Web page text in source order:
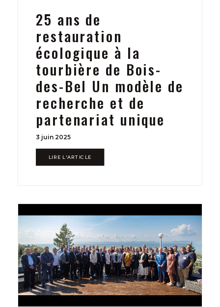
25 ans de
restauration
écologique à la
tourbière de Bois-
des-Bel Un modèle de
recherche et de
partenariat unique
3 juin 2025
LIRE L'ARTICLE